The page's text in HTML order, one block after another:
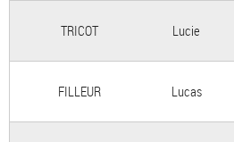
TRICOT Lucie
FILLEUR Lucas